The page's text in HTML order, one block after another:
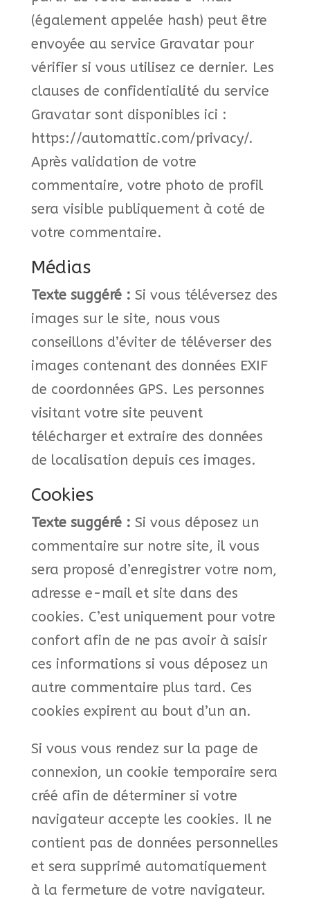
(également appelée hash) peut être
envoyée au service Gravatar pour
vérifier si vous utilisez ce dernier. Les
clauses de confidentialité du service
Gravatar sont disponibles ici :
https://automattic.com/privacy/.
Après validation de votre
commentaire, votre photo de profil
sera visible publiquement à coté de
votre commentaire.
Médias
Texte suggéré : Si vous téléversez des
images sur le site, nous vous
conseillons d’éviter de téléverser des
images contenant des données EXIF
de coordonnées GPS. Les personnes
visitant votre site peuvent
télécharger et extraire des données
de localisation depuis ces images.
Cookies
Texte suggéré : Si vous déposez un
commentaire sur notre site, il vous
sera proposé d’enregistrer votre nom,
adresse e-mail et site dans des
cookies. C’est uniquement pour votre
confort afin de ne pas avoir à saisir
ces informations si vous déposez un
autre commentaire plus tard. Ces
cookies expirent au bout d’un an.
Si vous vous rendez sur la page de
connexion, un cookie temporaire sera
créé afin de déterminer si votre
navigateur accepte les cookies. Il ne
contient pas de données personnelles
et sera supprimé automatiquement
à la fermeture de votre navigateur.